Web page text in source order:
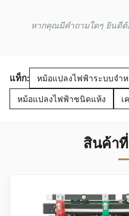
หากคุณมีคำถามใดๆ ยินดีต้
แท็ก: หม้อแปลงไฟฟ้าระบบจำ
หม้อแปลงไฟฟ้าชนิดแห้ง เ
สินค้าที่